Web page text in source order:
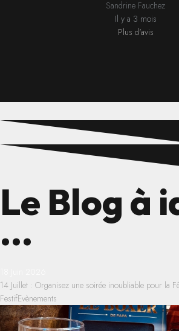
Sandrine Fauchez
Il y a 3 mois
Plus d'avis
Le Blog à
...
14 Juillet : Organisez une soirée inoubliable pour la
FestifEvènements